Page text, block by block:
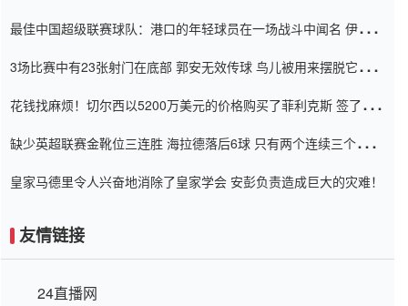
最佳中国超级联赛球队：港口的年轻球员在一场战斗中闻名 伊万放
3场比赛中有23张射门在底部 郭安无效传球 鸟儿被用来摆脱它
花钱找麻烦！切尔西以5200万美元的价格购买了菲利克斯 签了7年
缺少英超联赛金靴位三连胜 海拉德落后6球 只有两个连续三个连续
皇家马德里令人兴奋地消除了皇家学会 安彭负责造成巨大的灾难！
友情链接
24直播网